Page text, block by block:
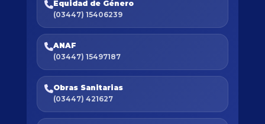
Equidad de Género
(03447) 15406239
ANAF
(03447) 15497187
Obras Sanitarias
(03447) 421627